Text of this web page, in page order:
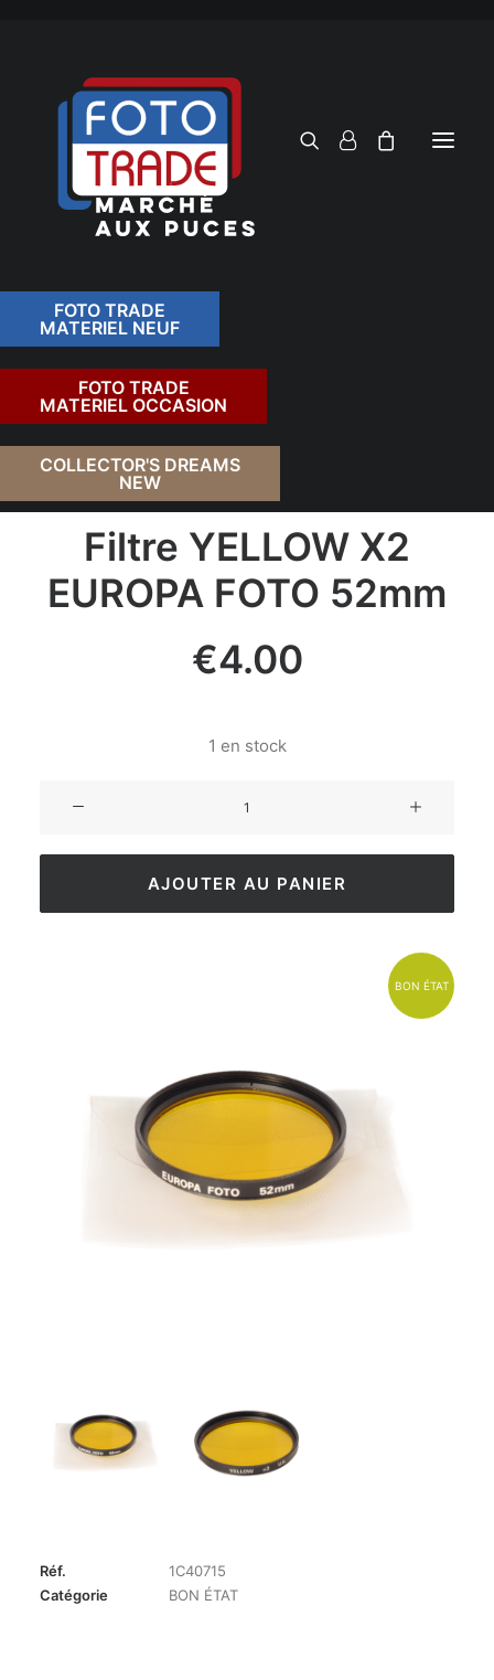
FOTO TRADE
MATERIEL NEUF
FOTO TRADE
MATERIEL OCCASION
COLLECTOR'S DREAMS
NEW
RETOUR
Filtre YELLOW X2
EUROPA FOTO 52mm
€4.00
1 en stock
AJOUTER AU PANIER
BON ÉTAT
Réf.
1C40715
Catégorie
BON ÉTAT